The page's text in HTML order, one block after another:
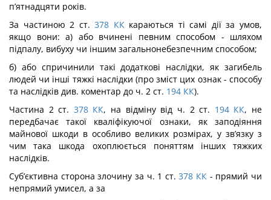
п’ятнадцяти років.
За частиною 2 ст. 378 ККкараються ті самі дії за умов,
якщо вони: а) або вчинені певним способом - шляхом
підпалу, вибуху чи іншим загальнонебезпечним способом;
б) або спричинили такі додаткові наслідки, як загибель
людей чи інші тяжкі наслідки (про зміст цих ознак - способу
та наслідків див. коментар до ч. 2 ст. 194 КК).
Частина 2 ст. 378 КК, на відміну від ч. 2 ст. 194 КК, не
передбачає такої кваліфі­куючої ознаки, як заподіяння
майнової шкоди в особливо великих розмірах, у зв’язку з
чим така шкода охоплюється поняттям інших тяжких
наслідків.
Суб’єктивна сторона злочину за ч. 1 ст. 378 КК - прямий чи
непрямий умисел, а за